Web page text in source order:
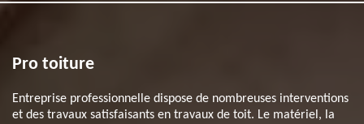
Pro toiture
Entreprise professionnelle dispose de nombreuses interventions
et des travaux satisfaisants en travaux de toit. Le matériel, la